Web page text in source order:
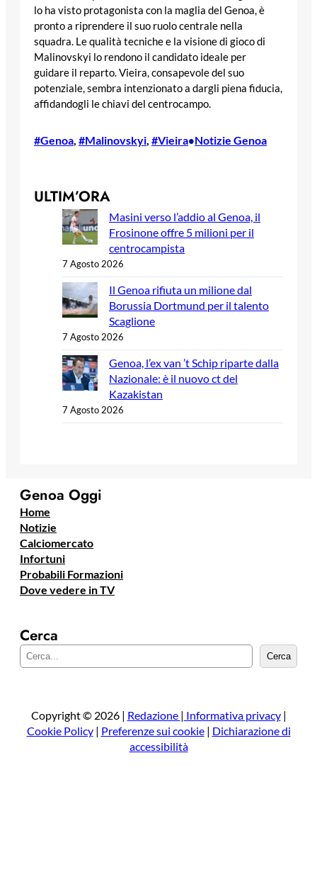
lo ha visto protagonista con la maglia del Genoa, è
pronto a riprendere il suo ruolo centrale nella
squadra. Le qualità tecniche e la visione di gioco di
Malinovskyi lo rendono il candidato ideale per
guidare il reparto. Vieira, consapevole del suo
potenziale, sembra intenzionato a dargli piena fiducia,
affidandogli le chiavi del centrocampo.
#Genoa, #Malinovskyi, #Vieira•Notizie Genoa
ULTIM’ORA
Masini verso l’addio al Genoa, il
Frosinone offre 5 milioni per il
centrocampista
7 Agosto 2026
Il Genoa rifiuta un milione dal
Borussia Dortmund per il talento
Scaglione
7 Agosto 2026
Genoa, l’ex van ’t Schip riparte dalla
Nazionale: è il nuovo ct del
Kazakistan
7 Agosto 2026
Genoa Oggi
Home
Notizie
Calciomercato
Infortuni
Probabili Formazioni
Dove vedere in TV
Cerca
e
a
Cerca
Copyright © 2026 | Redazione | Informativa privacy|
Cookie Policy| Preferenze sui cookie| Dichiarazione di
accessibilità